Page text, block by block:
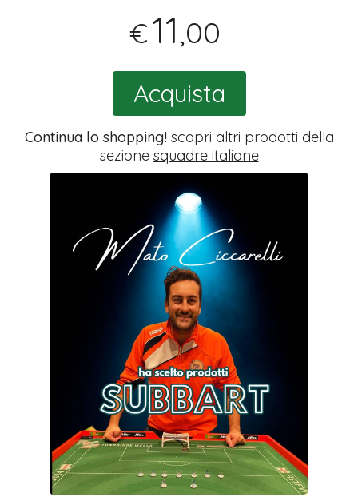
€11,00
Acquista
Continua lo shopping!scopri altri prodotti della
sezione squadre italiane